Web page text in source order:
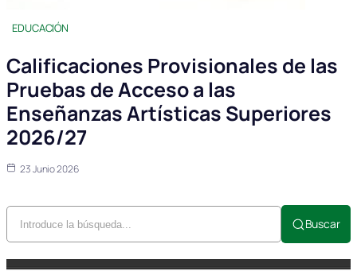
EDUCACIÓN
Calificaciones Provisionales de las
Pruebas de Acceso a las
Enseñanzas Artísticas Superiores
2026/27
23 Junio 2026
Buscar